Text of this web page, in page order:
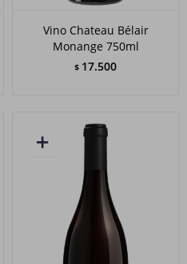
Vino Chateau Bélair
Monange 750ml
$ 17.500